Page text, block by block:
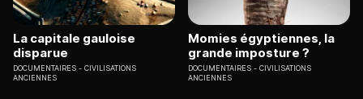
La capitale gauloise
disparue
DOCUMENTAIRES
CIVILISATIONS
ANCIENNES
Momies égyptiennes, la
grande imposture ?
DOCUMENTAIRES
CIVILISATIONS
ANCIENNES